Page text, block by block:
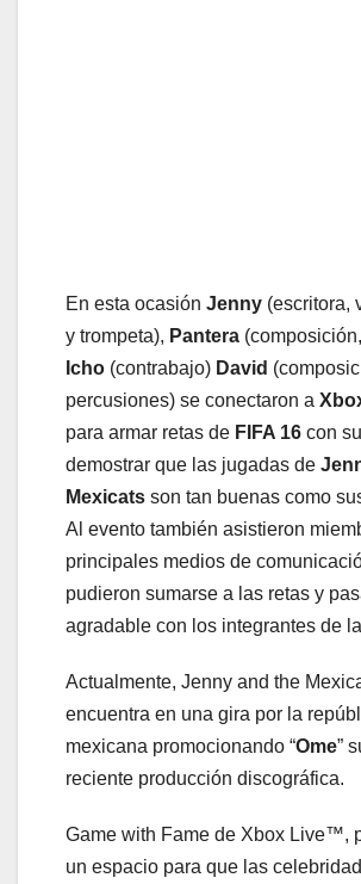
En esta ocasión Jenny (escritora,
y trompeta), Pantera
Icho (contrabajo) David
percusiones) se conectaron a
para armar retas de FIFA 16 con
demostrar que las jugadas de
Mexicats son tan buenas como
Al evento también asistieron
principales medios de
pudieron sumarse a las retas y
agradable con los integrantes de
Actualmente, Jenny and the
encuentra en una gira por la
mexicana promocionando “Ome”
reciente producción discográfica.
Game with Fame de Xbox Live™,
un espacio para que las